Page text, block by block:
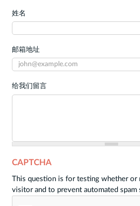
姓名
邮箱地址
给我们留言
CAPTCHA
This question is for testing whether or
visitor and to prevent automated spam